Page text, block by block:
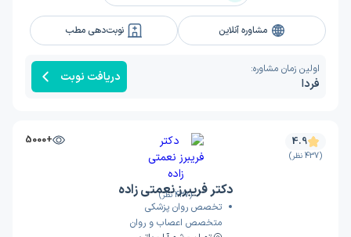
مشاوره آنلاین نوبت‌دهی مطب
اولین زمان مشاوره:
فردا دریافت نوبت
(437 نظر)
+5000 4.9
(437 نظر)
دکتر فریبرز نعمتی زاده
تخصص روان پزشکی
متخصص اعصاب و روان